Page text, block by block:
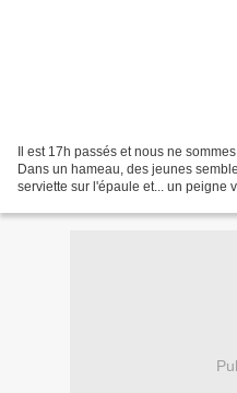
Il est 17h passés et nous ne
Dans un hameau, des jeunes
serviette sur l'épaule et... un peigne